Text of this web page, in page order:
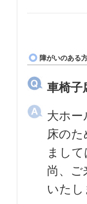
障がいのある
車椅子
大ホー
床の
まし
尚、ご
いた